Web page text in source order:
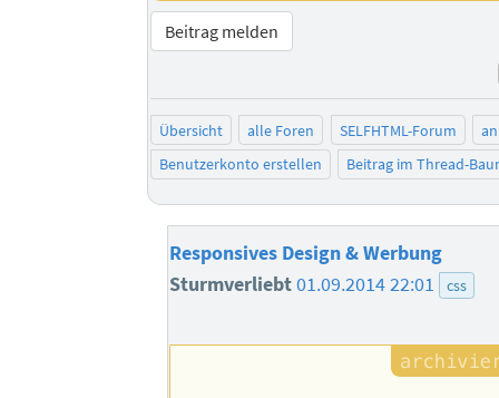
Beitrag melden
Übersicht alle Foren SELFHTML-Forum
Benutzerkonto erstellen
Beitrag im Thread-
Responsives Design & Werbung
Sturmverliebt01.09.2014 22:01 css